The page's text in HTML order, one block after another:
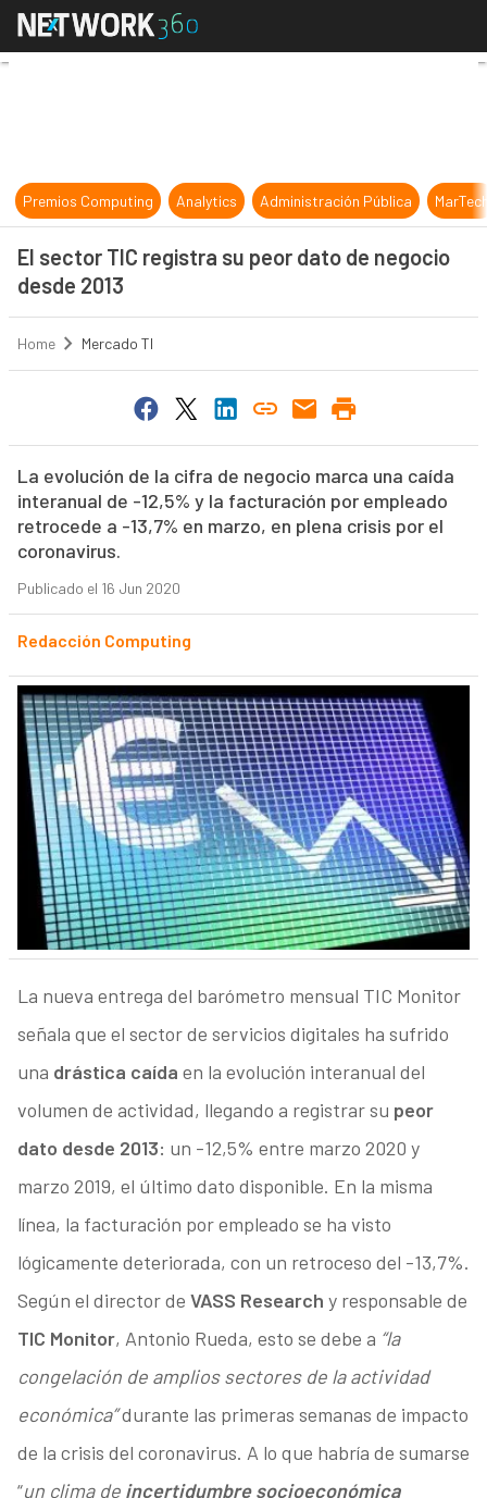
El sector TIC registra su peor dato
Premios Computing Analytics Administración Pública
El sector TIC registra su peor dato de negocio
desde 2013
Home Mercado TI
La evolución de la cifra de negocio marca una caída
interanual de -12,5% y la facturación por empleado
retrocede a -13,7% en marzo, en plena crisis por el
coronavirus.
Publicado el 16 Jun 2020
Redacción Computing
La nueva entrega del barómetro mensual TIC Monitor
señala que el sector de servicios digitales ha sufrido
una drástica caída en la evolución interanual del
volumen de actividad, llegando a registrar su peor
dato desde 2013: un -12,5% entre marzo 2020 y
marzo 2019, el último dato disponible. En la misma
línea, la facturación por empleado se ha visto
lógicamente deteriorada, con un retroceso del -13,7%.
Según el director de VASS Research y responsable de
TIC Monitor, Antonio Rueda, esto se debe a “la
congelación de amplios sectores de la actividad
económica”durante las primeras semanas de impacto
de la crisis del coronavirus. A lo que habría de sumarse
“un clima de incertidumbre socioeconómica